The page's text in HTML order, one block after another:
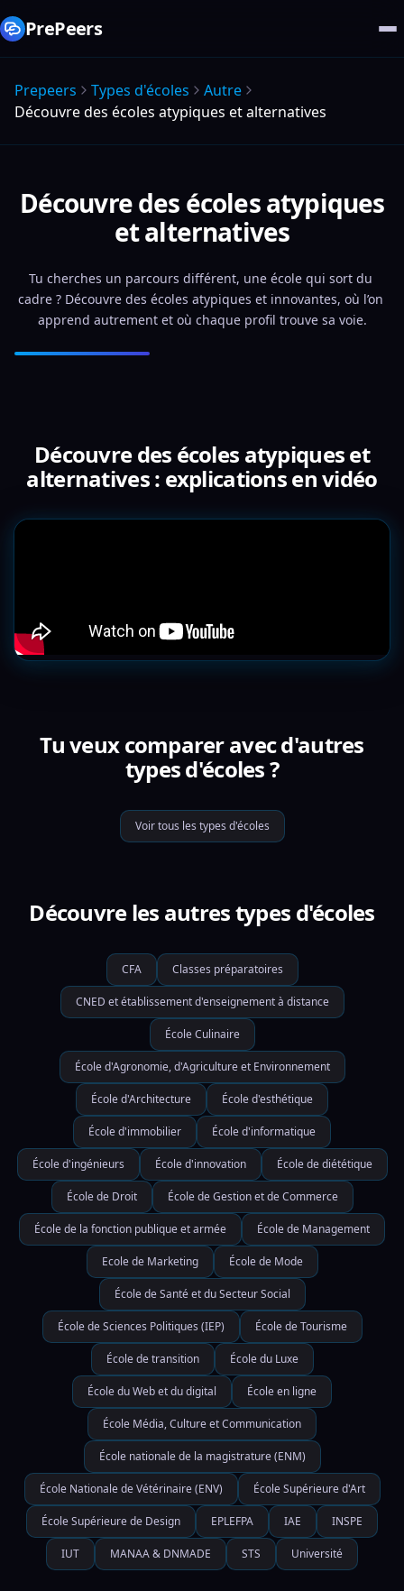
PrePeers
Prepeers Types d'écoles
Autre
Découvre des écoles atypiques et alternatives
Découvre des écoles atypiques
et alternatives
Tu cherches un parcours différent, une école qui sort du
cadre ? Découvre des écoles atypiques et innovantes, où l’on
apprend autrement et où chaque profil trouve sa voie.
Découvre des écoles atypiques et
alternatives : explications en vidéo
Tu veux comparer avec d'autres
types d'écoles ?
Voir tous les types d'écoles
Découvre les autres types d'écoles
CFA Classes préparatoires
CNED et établissement d'enseignement à distance
École Culinaire
École d'Agronomie, d'Agriculture et Environnement
École d'Architecture École d'esthétique
École d'immobilier École d'informatique
École d'ingénieurs École d'innovation École de diététique
École de Droit École de Gestion et de Commerce
École de la fonction publique et armée École de Management
Ecole de Marketing École de Mode
École de Santé et du Secteur Social
École de Sciences Politiques (IEP) École de Tourisme
École de transition École du Luxe
École du Web et du digital École en ligne
École Média, Culture et Communication
École nationale de la magistrature (ENM)
École Nationale de Vétérinaire (ENV) École Supérieure d'Art
École Supérieure de Design EPLEFPA IAE INSPE
IUT MANAA & DNMADE STS Université